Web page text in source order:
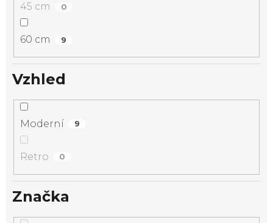
45 cm 0
60 cm 9
Vzhled
Moderní 9
Retro 0
Značka